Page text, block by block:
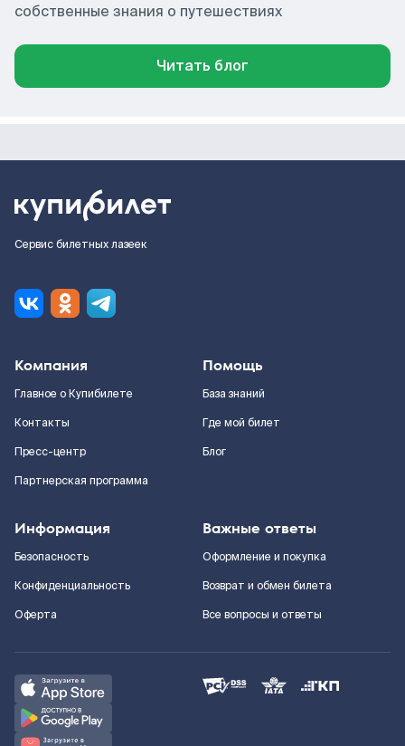
собственные знания о путешествиях
Читать блог
Сервис билетных лазеек
Компания
Главное о Купибилете
Контакты
Пресс-центр
Партнерская программа
Помощь
База знаний
Где мой билет
Блог
Информация
Безопасность
Конфиденциальность
Оферта
Важные ответы
Оформление и покупка
Возврат и обмен билета
Все вопросы и ответы